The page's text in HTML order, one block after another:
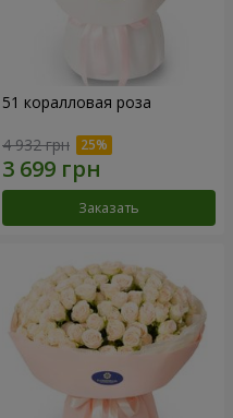
51 коралловая роза
4 932 грн
Заказать